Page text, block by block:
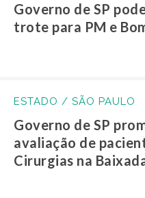
Governo de SP
trote para PM e
ESTADO / SÃO PAULO
Governo de SP
avaliação de
Cirurgias na